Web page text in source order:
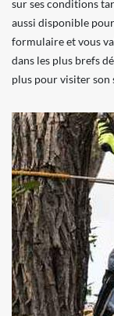
sur ses conditions
aussi disponible
formulaire et vous
dans les plus brefs
plus pour visiter son